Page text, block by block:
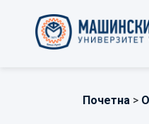
Почетна >